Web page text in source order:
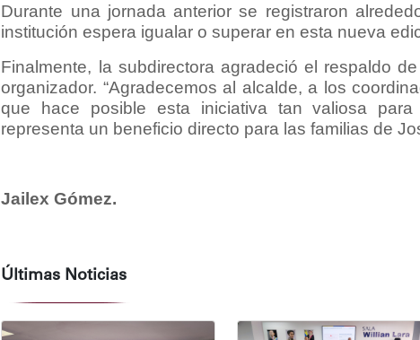
Durante una jornada anterior se registraron
institución espera igualar o superar en esta nueva
Finalmente, la subdirectora agradeció el respaldo
organizador. “Agradecemos al alcalde, a los
que hace posible esta iniciativa tan valiosa
representa un beneficio directo para las familias de
Jailex Gómez.
Últimas Noticias